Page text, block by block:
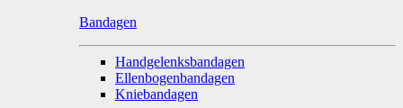
Bandagen
Handgelenksbandagen
Ellenbogenbandagen
Kniebandagen